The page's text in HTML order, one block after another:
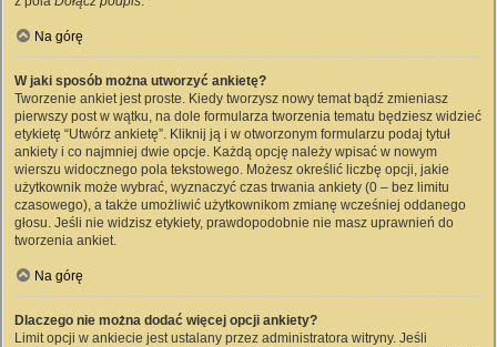
Na górę
W jaki sposób można utworzyć ankietę?
Tworzenie ankiet jest proste. Kiedy tworzysz nowy temat bądź zmieniasz
pierwszy post w wątku, na dole formularza tworzenia tematu będziesz widzieć
etykietę “Utwórz ankietę”. Kliknij ją i w otworzonym formularzu podaj tytuł
ankiety i co najmniej dwie opcje. Każdą opcję należy wpisać w nowym
wierszu widocznego pola tekstowego. Możesz określić liczbę opcji, jakie
użytkownik może wybrać, wyznaczyć czas trwania ankiety (0 – bez limitu
czasowego), a także umożliwić użytkownikom zmianę wcześniej oddanego
głosu. Jeśli nie widzisz etykiety, prawdopodobnie nie masz uprawnień do
tworzenia ankiet.
Na górę
Dlaczego nie można dodać więcej opcji ankiety?
Limit opcji w ankiecie jest ustalany przez administratora witryny. Jeśli